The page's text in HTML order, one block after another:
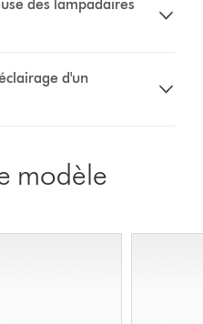
des lampadaires
d'un
modèle